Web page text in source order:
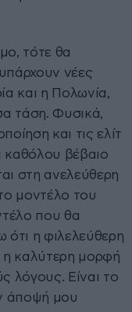
τότε θα
νέες
και η Πολωνία,
τάση. Φυσικά,
και τις ελίτ
καθόλου βέβαιο
στη ανελεύθερη
μοντέλο του
που θα
ότι η φιλελεύθερη
η καλύτερη μορφή
λόγους. Είναι το
άποψή μου